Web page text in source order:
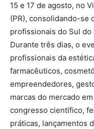
15 e 17 de agosto, no
(PR), consolidando-se
profissionais do Sul do
Durante três dias, o
profissionais da
farmacêuticos,
empreendedores,
marcas do mercado
congresso científico,
práticas, lançamentos